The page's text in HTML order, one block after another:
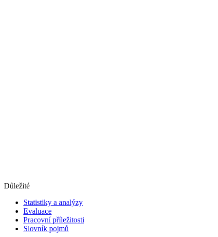
Důležité
Statistiky a analýzy
Evaluace
Pracovní příležitosti
Slovník pojmů